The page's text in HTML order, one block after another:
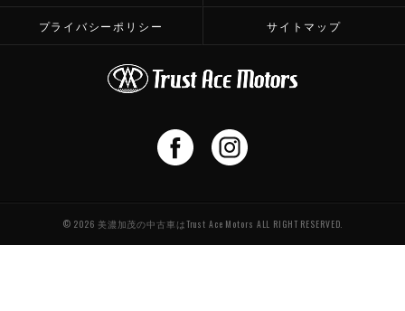
プライバシーポリシー サイトマップ
© 2026 美濃加茂の中古車はTrust Ace Motors ALL RIGHT RESERVED.